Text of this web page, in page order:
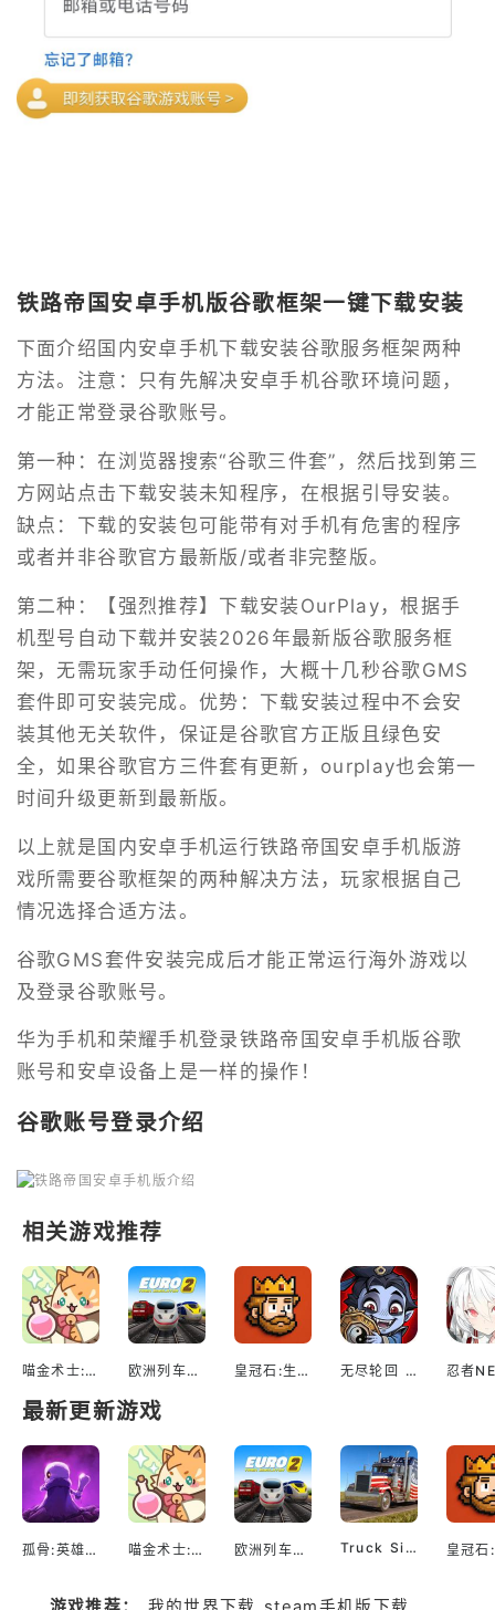
铁路帝国安卓手机版谷歌框架一键下载安装
下面介绍国内安卓手机下载安装谷歌服务框架两种
方法。注意：只有先解决安卓手机谷歌环境问题，
才能正常登录谷歌账号。
第一种：在浏览器搜索“谷歌三件套”，然后找到第三
方网站点击下载安装未知程序，在根据引导安装。
缺点：下载的安装包可能带有对手机有危害的程序
或者并非谷歌官方最新版/或者非完整版。
第二种：【强烈推荐】下载安装OurPlay，根据手
机型号自动下载并安装2026年最新版谷歌服务框
架，无需玩家手动任何操作，大概十几秒谷歌GMS
套件即可安装完成。优势：下载安装过程中不会安
装其他无关软件，保证是谷歌官方正版且绿色安
全，如果谷歌官方三件套有更新，ourplay也会第一
时间升级更新到最新版。
以上就是国内安卓手机运行铁路帝国安卓手机版游
戏所需要谷歌框架的两种解决方法，玩家根据自己
情况选择合适方法。
谷歌GMS套件安装完成后才能正常运行海外游戏以
及登录谷歌账号。
华为手机和荣耀手机登录铁路帝国安卓手机版谷歌
账号和安卓设备上是一样的操作！
谷歌账号登录介绍
相关游戏推荐
喵金术士:猫咪合并大亨 欧洲列车模拟2 皇冠石:生存 无尽轮回 鬼域摸金
最新更新游戏
孤骨:英雄杀手 喵金术士:猫咪合并大亨 欧洲列车模拟2 Truck Simulator EVO: Drive USA